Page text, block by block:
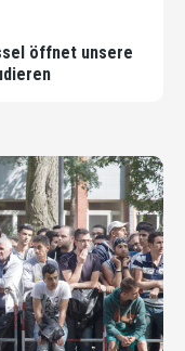
öffnet unsere